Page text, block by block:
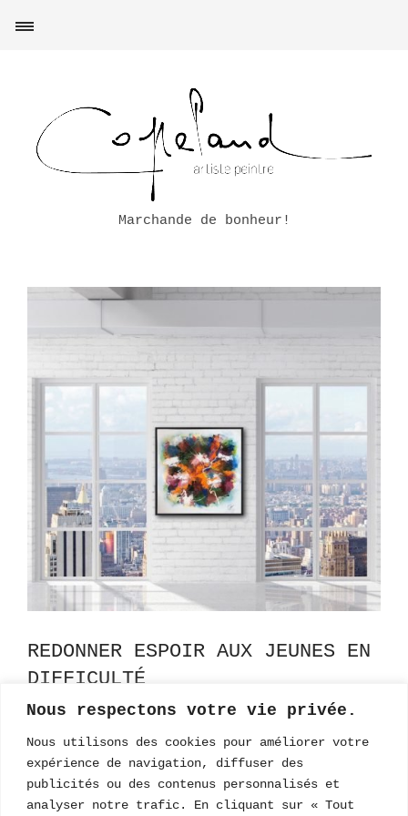
Nous respectons votre vie privée.
Nous utilisons des cookies pour améliorer votre
expérience de navigation, diffuser des
publicités ou des contenus personnalisés et
analyser notre trafic. En cliquant sur « Tout
Marchande de bonheur!
REDONNER ESPOIR AUX JEUNES EN
DIFFICULTÉ
Oui! La vita è bella! Redonnons espoirs aux
jeunes en difficulté de notre communauté
Participons, chacun…